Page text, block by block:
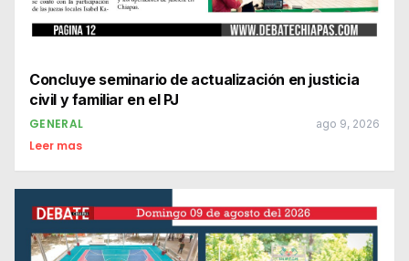
Concluye seminario de actualización en justicia
civil y familiar en el PJ
GENERAL ago 9, 2026
Leer mas